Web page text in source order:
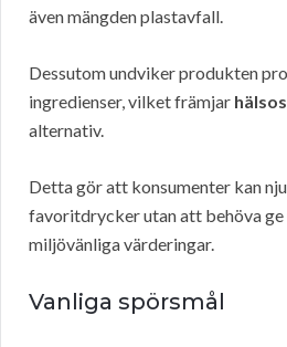
även mängden plastavfall.
Dessutom undviker produkten
ingredienser, vilket främjar
alternativ.
Detta gör att konsumenter kan
favoritdrycker utan att behöva ge
miljövänliga värderingar.
Vanliga spörsmål